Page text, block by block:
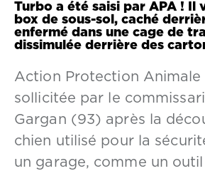
Turbo a été saisi par APA ! Il
box de sous-sol, caché
enfermé dans une cage de
dissimulée derrière des
Action Protection Animale
sollicitée par le
Gargan (93) après la
chien utilisé pour la
un garage, comme un outil